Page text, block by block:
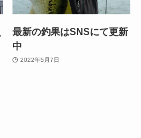
最新の釣果はSNSにて更新
中
2022年5月7日